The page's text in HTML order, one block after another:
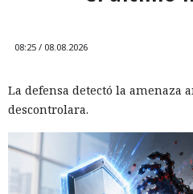
08:25 / 08.08.2026
La defensa detectó la amenaza
descontrolara.